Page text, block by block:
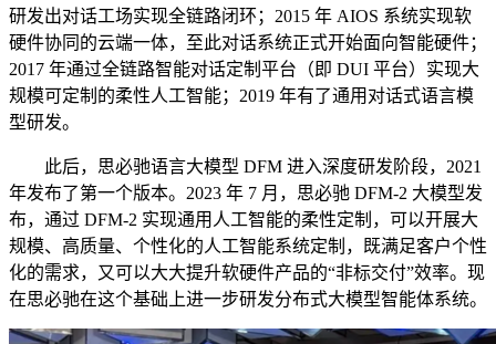
研发出对话工场实现全链路闭环；2015 年 AIOS 系统实现软
硬件协同的云端一体，至此对话系统正式开始面向智能硬件；
2017 年通过全链路智能对话定制平台（即 DUI 平台）实现大
规模可定制的柔性人工智能；2019 年有了通用对话式语言模
型研发。
此后，思必驰语言大模型 DFM 进入深度研发阶段，2021
年发布了第一个版本。2023 年 7 月，思必驰 DFM-2 大模型发
布，通过 DFM-2 实现通用人工智能的柔性定制，可以开展大
规模、高质量、个性化的人工智能系统定制，既满足客户个性
化的需求，又可以大大提升软硬件产品的“非标交付”效率。现
在思必驰在这个基础上进一步研发分布式大模型智能体系统。